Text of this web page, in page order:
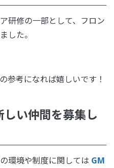
研修の一部として、フロン
した。
参考になれば嬉しいです！
い仲間を募集し
環境や制度に関しては GM